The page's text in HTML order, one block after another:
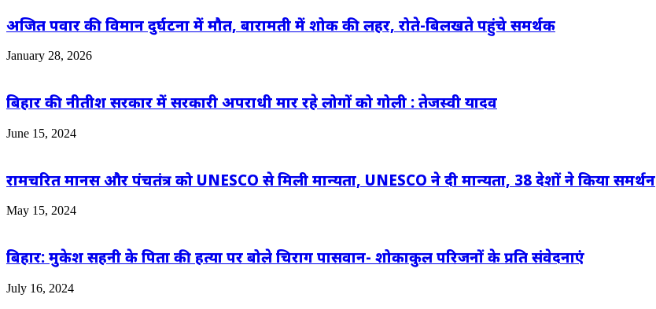
अजित पवार की विमान दुर्घटना में मौत, बारामती में शोक की लहर, रोते-बिलखते पहुंचे समर्थक
January 28, 2026
बिहार की नीतीश सरकार में सरकारी अपराधी मार रहे लोगों को गोली : तेजस्वी यादव
June 15, 2024
रामचरित मानस और पंचतंत्र को UNESCO से मिली मान्यता, UNESCO ने दी मान्यता, 38 देशों ने किया समर्थन
May 15, 2024
बिहार: मुकेश सहनी के पिता की हत्या पर बोले चिराग पासवान- शोकाकुल परिजनों के प्रति संवेदनाएं
July 16, 2024